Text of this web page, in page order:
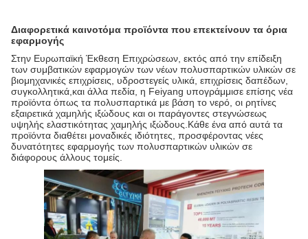
Διαφορετικά καινοτόμα προϊόντα που επεκτείνουν τα όρια
εφαρμογής
Στην Ευρωπαϊκή Έκθεση Επιχρώσεων, εκτός από την επίδειξη
των συμβατικών εφαρμογών των νέων πολυσπαρτικών υλικών σε
βιομηχανικές επιχρίσεις, υδροστεγείς υλικά, επιχρίσεις δαπέδων,
συγκολλητικά,και άλλα πεδία, η Feiyang υπογράμμισε επίσης νέα
προϊόντα όπως τα πολυσπαρτικά με βάση το νερό, οι ρητίνες
εξαιρετικά χαμηλής ιξώδους και οι παράγοντες στεγνώσεως
υψηλής ελαστικότητας χαμηλής ιξώδους.Κάθε ένα από αυτά τα
προϊόντα διαθέτει μοναδικές ιδιότητες, προσφέροντας νέες
δυνατότητες εφαρμογής των πολυσπαρτικών υλικών σε
διάφορους άλλους τομείς.